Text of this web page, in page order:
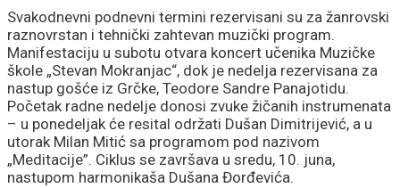
Svakodnevni podnevni termini rezervisani su za žanrovski
raznovrstan i tehnički zahtevan muzički program.
Manifestaciju u subotu otvara koncert učenika Muzičke
škole „Stevan Mokranjac“, dok je nedelja rezervisana za
nastup gošće iz Grčke, Teodore Sandre Panajotidu.
Početak radne nedelje donosi zvuke žičanih instrumenata
– u ponedeljak će resital održati Dušan Dimitrijević, a u
utorak Milan Mitić sa programom pod nazivom
„Meditacije”. Ciklus se završava u sredu, 10. juna,
nastupom harmonikaša Dušana Đorđevića.